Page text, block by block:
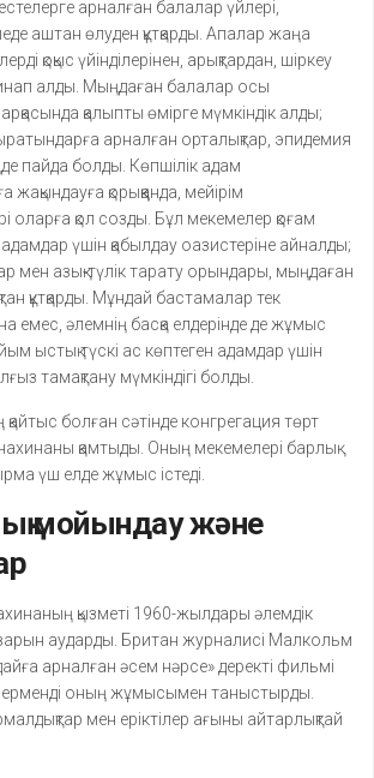
арналған балалар үйлері,
аштан өлуден құтқарды. Апалар жаңа
қоқыс үйінділерінен, арықтардан, шіркеу
алды. Мыңдаған балалар осы
қалыпты өмірге мүмкіндік алды;
арналған орталықтар, эпидемия
пайда болды. Көпшілік адам
жақындауға қорыққанда, мейірім
оларға қол созды. Бұл мекемелер қоғам
үшін қабылдау оазистеріне айналды;
мен азық-түлік тарату орындары, мыңдаған
құтқарды. Мұндай бастамалар тек
емес, әлемнің басқа елдерінде де жұмыс
ыстық түскі ас көптеген адамдар үшін
тамақтану мүмкіндігі болды.
қайтыс болған сәтінде конгрегация төрт
қамтыды. Оның мекемелері барлық
үш елде жұмыс істеді.
мойындау және
қызметі 1960-жылдары әлемдік
аударды. Британ журналисі Малкольм
арналған әсем нәрсе» деректі фильмі
оның жұмысымен таныстырды.
мен еріктілер ағыны айтарлықтай